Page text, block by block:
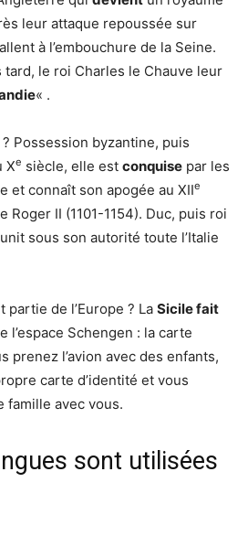
leur attaque repoussée sur
à l’embouchure de la Seine.
tard, le roi Charles le Chauve leur
« .
Possession byzantine, puis
Xe siècle, elle est conquise par les
et connaît son apogée au XIIe
Roger II (1101-1154). Duc, puis roi
sous son autorité toute l’Italie
de l’Europe ? La Sicile fait
l’espace Schengen : la carte
prenez l’avion avec des enfants,
carte d’identité et vous
famille avec vous.
sont utilisées